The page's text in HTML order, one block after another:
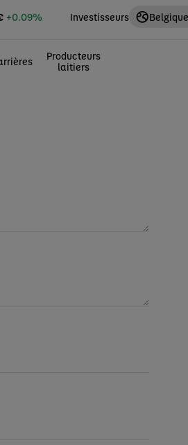
Producteurs
laitiers
+0.09% Investisseurs